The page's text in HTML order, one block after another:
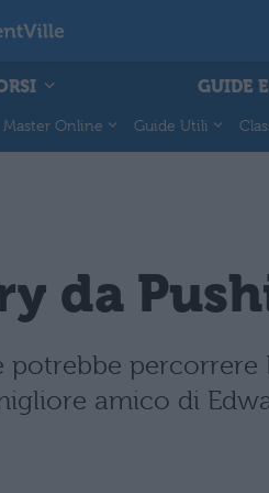
GUIDE
Master Online Guide Utili
da
percorrere
amico di